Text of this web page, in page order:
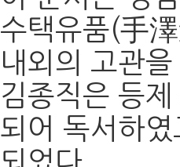
수택유품(手
내외의 고관을
김종직은 등
되어 독서하
되었다.